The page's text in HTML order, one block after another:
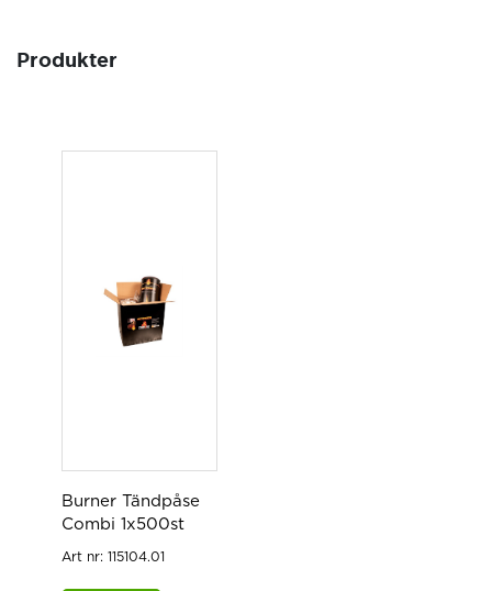
Produkter
Burner Tändpåse
Combi 1x500st
Art nr: 115104.01